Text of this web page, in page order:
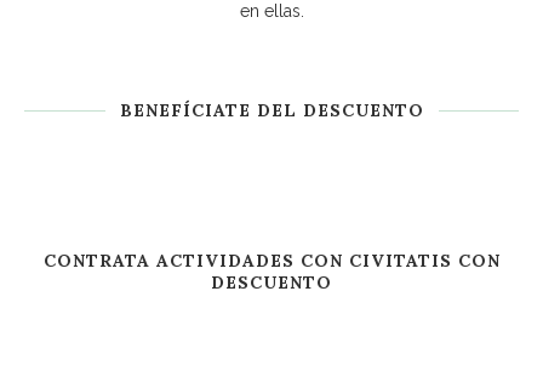
en ellas.
BENEFÍCIATE DEL DESCUENTO
CONTRATA ACTIVIDADES CON CIVITATIS CON
DESCUENTO